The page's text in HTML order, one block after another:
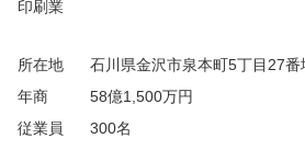
印刷業
所在地
石川県金沢市泉本町5丁目27番
年商
58億1,500万円
従業員
300名